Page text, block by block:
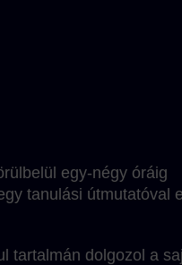
egy-négy óráig
tanulási útmutatóval
tartalmán dolgozol a